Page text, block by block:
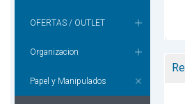
OFERTAS / OUTLET
Organizacion
Papel y Manipulados